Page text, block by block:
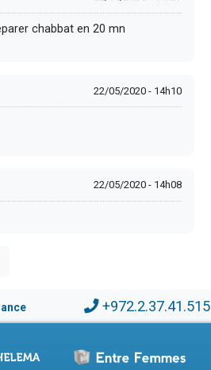
chabbat en 20 mn
22/05/2020 - 14h10
22/05/2020 - 14h08
+972.2.37.41.515